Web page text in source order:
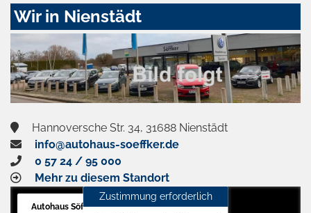
aktivieren
Wir in Nienstädt
Hannoversche Str. 34, 31688 Nienstädt
info@autohaus-soeffker.de
0 57 24 / 95 000
Mehr zu diesem Standort
Autohaus Söffker GmbH
Zustimmung erforderlich